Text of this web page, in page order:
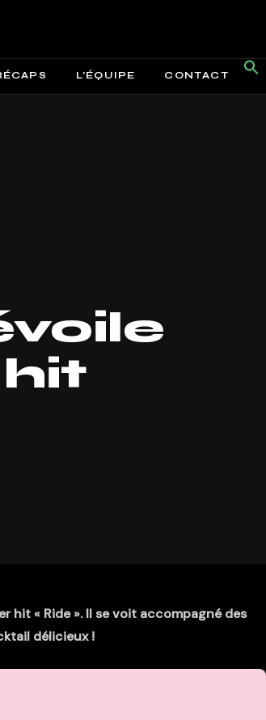
L’ÉQUIPE CONTACT
hit « Ride ». Il se voit accompagné des
délicieux !